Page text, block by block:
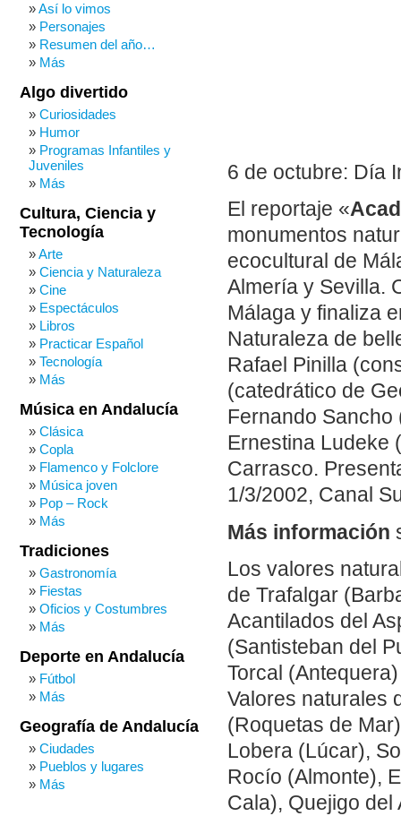
6 de octubre: Día
El reportaje «
monumentos
ecocultural de
Almería y Sevilla.
Málaga y finaliza
Naturaleza de
Rafael Pinilla
(catedrático de
Fernando
Ernestina Ludeke
Carrasco.
1/3/2002, Canal
Más información
Los valores
de Trafalgar
Acantilados del
(Santisteban del
Torcal
Valores naturales
(Roquetas de
Lobera (Lúcar),
Rocío (Almonte),
Cala), Quejigo del
Así lo vimos
Personajes
Resumen del año…
Más
Algo divertido
Curiosidades
Humor
Programas Infantiles y
Juveniles
Más
Cultura, Ciencia y
Tecnología
Arte
Ciencia y Naturaleza
Cine
Espectáculos
Libros
Practicar Español
Tecnología
Más
Música en Andalucía
Clásica
Copla
Flamenco y Folclore
Música joven
Pop – Rock
Más
Tradiciones
Gastronomía
Fiestas
Oficios y Costumbres
Más
Deporte en Andalucía
Fútbol
Más
Geografía de Andalucía
Ciudades
Pueblos y lugares
Más